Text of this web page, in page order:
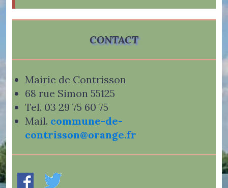
CONTACT
Mairie de Contrisson
68 rue Simon 55125
Tel. 03 29 75 60 75
Mail. commune-de-
contrisson@orange.fr